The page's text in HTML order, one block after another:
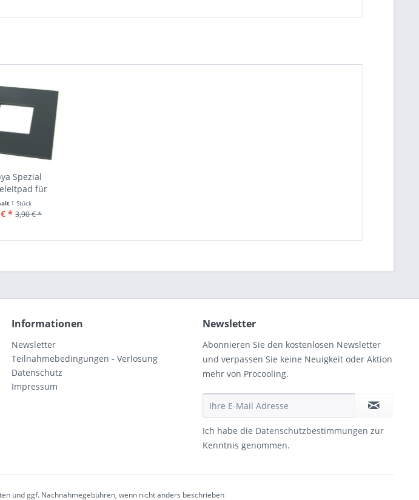
Spezial
für
1 Stück
* 3,90 € *
Informationen
Newsletter
Teilnahmebedingungen - Verlosung
Datenschutz
Impressum
Newsletter
Abonnieren Sie den kostenlosen Newsletter
und verpassen Sie keine Neuigkeit oder Aktion
mehr von Procooling.
Ich habe die Datenschutzbestimmungen zur
Kenntnis genommen.
und ggf. Nachnahmegebühren, wenn nicht anders beschrieben